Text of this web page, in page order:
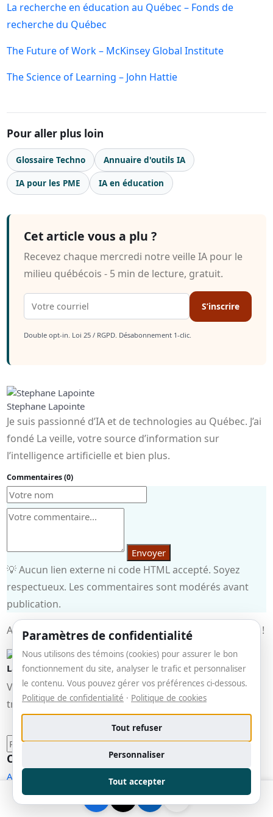
La recherche en éducation au Québec – Fonds de
recherche du Québec
The Future of Work – McKinsey Global Institute
The Science of Learning – John Hattie
Pour aller plus loin
Glossaire Techno Annuaire d'outils IA
IA pour les PME IA en éducation
Cet article vous a plu ?
Recevez chaque mercredi notre veille IA pour le
milieu québécois - 5 min de lecture, gratuit.
S’inscrire
Double opt-in. Loi 25 / RGPD. Désabonnement 1-clic.
Stephane Lapointe
Je suis passionné d’IA et de technologies au Québec. J’ai
fondé La veille, votre source d’information sur
l’intelligence artificielle et bien plus.
Commentaires (0)
Envoyer
💡 Aucun lien externe ni code HTML accepté. Soyez
respectueux. Les commentaires sont modérés avant
publication.
Aucun commentaire pour le moment. Soyez le premier !
La veille
Votre veille sur l'IA, les technologies et la
transformation numérique au Québec.
Catégories
ACTUALITÉS TECHNO
(23)
Divers
FRÉQUENCE NUMÉRIQUE (PODCAST)(8)
Paramètres de confidentialité
Nous utilisons des témoins (cookies) pour assurer le bon
fonctionnement du site, analyser le trafic et personnaliser
le contenu. Vous pouvez gérer vos préférences ci-dessous.
Politique de confidentialité · Politique de cookies
Tout refuser
Personnaliser
Tout accepter